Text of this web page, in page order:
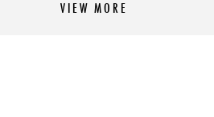
VIEW MORE